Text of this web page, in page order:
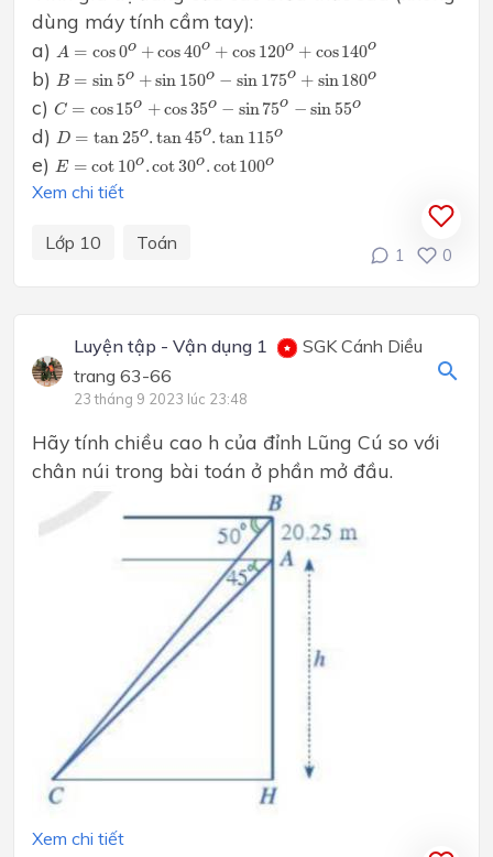
dùng máy tính cầm tay):
a) A = cos0o +cos40o + cos 120o + cos140o
A o+ cos 40o+ cos 120o+cos 140 o
b) B = sin5o +sin 150o − sin 175o + sin180o
B= sin5 o+sin 150 o−sin 175o+sin 180 o
c) C = cos15o +cos35o − sin75o − sin55o
C= 15o+ cos 35o− 75 o−sin 55 o
d) D = tan25o. tan45o. tan 115o
D tan 25o.tan 45o.tan 115 o
e) E = cot 10o.cot30o. cot100o
E= 10 o.cot 30o.cot 100o
Xem chi tiết
Lớp 10 Toán
1 0
Luyện tập - Vận dụng 1
SGK Cánh Diều
trang 63-66
23 tháng 9 2023 lúc 23:48
Hãy tính chiều cao h của đỉnh Lũng Cú so với
chân núi trong bài toán ở phần mở đầu.
Xem chi tiết